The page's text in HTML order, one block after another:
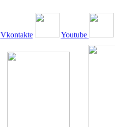
Vkontakte Youtube